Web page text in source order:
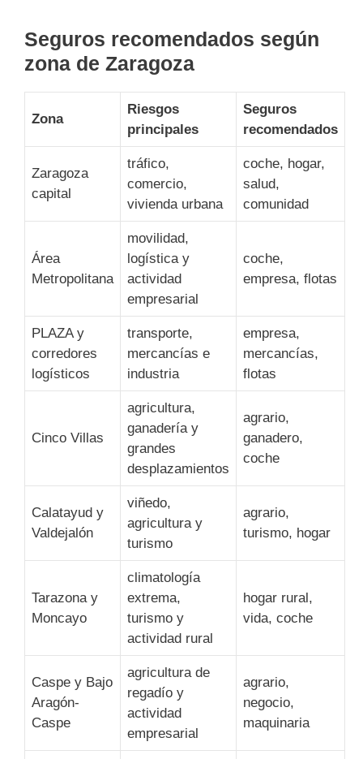
Seguros recomendados según
zona de Zaragoza
Zona
Riesgos
principales
Seguros
recomendados
Zaragoza
capital
tráfico,
comercio,
vivienda urbana
coche, hogar,
salud,
comunidad
Área
Metropolitana
movilidad,
logística y
actividad
empresarial
coche,
empresa, flotas
PLAZA y
corredores
logísticos
transporte,
mercancías e
industria
empresa,
mercancías,
flotas
Cinco Villas
agricultura,
ganadería y
grandes
desplazamientos
agrario,
ganadero,
coche
Calatayud y
Valdejalón
viñedo,
agricultura y
turismo
agrario,
turismo, hogar
Tarazona y
Moncayo
climatología
extrema,
turismo y
actividad rural
hogar rural,
vida, coche
Caspe y Bajo
Aragón-
Caspe
agricultura de
regadío y
actividad
empresarial
agrario,
negocio,
maquinaria